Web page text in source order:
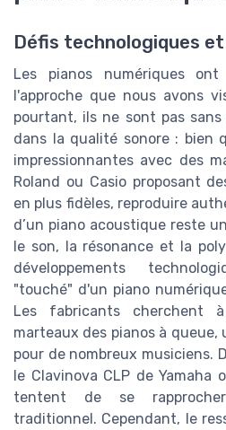
Défis technologiques
Les pianos numériques
l'approche que nous avons
pourtant, ils ne sont pas
dans la qualité sonore : bien
impressionnantes avec des
Roland ou Casio proposant
en plus fidèles, reproduire
d’un piano acoustique reste
le son, la résonance et la
développements
"touché" d'un piano
Les fabricants cherchent
marteaux des pianos à
pour de nombreux musiciens.
le Clavinova CLP de Yamaha
tentent de se
traditionnel. Cependant, le